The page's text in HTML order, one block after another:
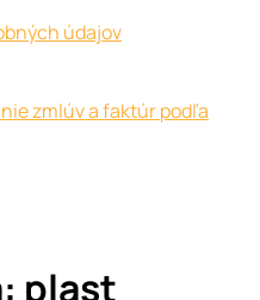
údajov
zmlúv a faktúr podľa
plast